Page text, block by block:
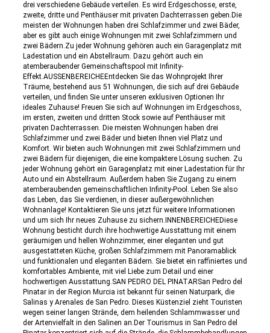
drei verschiedene Gebäude verteilen. Es wird Erdgeschosse, erste,
zweite, dritte und Penthäuser mit privaten Dachterrassen geben.Die
meisten der Wohnungen haben drei Schlafzimmer und zwei Bäder,
aber es gibt auch einige Wohnungen mit zwei Schlafzimmern und
zwei Bädern.Zu jeder Wohnung gehören auch ein Garagenplatz mit
Ladestation und ein Abstellraum. Dazu gehört auch ein
atemberaubender Gemeinschaftspool mit Infinity-
Effekt.AUSSENBEREICHEEntdecken Sie das Wohnprojekt Ihrer
Träume, bestehend aus 51 Wohnungen, die sich auf drei Gebäude
verteilen, und finden Sie unter unseren exklusiven Optionen Ihr
ideales Zuhause! Freuen Sie sich auf Wohnungen im Erdgeschoss,
im ersten, zweiten und dritten Stock sowie auf Penthäuser mit
privaten Dachterrassen. Die meisten Wohnungen haben drei
Schlafzimmer und zwei Bäder und bieten Ihnen viel Platz und
Komfort. Wir bieten auch Wohnungen mit zwei Schlafzimmern und
zwei Bädern für diejenigen, die eine kompaktere Lösung suchen. Zu
jeder Wohnung gehört ein Garagenplatz mit einer Ladestation für Ihr
Auto und ein Abstellraum. Außerdem haben Sie Zugang zu einem
atemberaubenden gemeinschaftlichen Infinity-Pool. Leben Sie also
das Leben, das Sie verdienen, in dieser außergewöhnlichen
Wohnanlage! Kontaktieren Sie uns jetzt für weitere Informationen
und um sich Ihr neues Zuhause zu sichern.INNENBEREICHEDiese
Wohnung besticht durch ihre hochwertige Ausstattung mit einem
geräumigen und hellen Wohnzimmer, einer eleganten und gut
ausgestatteten Küche, großen Schlafzimmern mit Panoramablick
und funktionalen und eleganten Bädern. Sie bietet ein raffiniertes und
komfortables Ambiente, mit viel Liebe zum Detail und einer
hochwertigen Ausstattung.SAN PEDRO DEL PINATARSan Pedro del
Pinatar in der Region Murcia ist bekannt für seinen Naturpark, die
Salinas y Arenales de San Pedro. Dieses Küstenziel zieht Touristen
wegen seiner langen Strände, dem heilenden Schlammwasser und
der Artenvielfalt in den Salinen an.Der Tourismus in San Pedro del